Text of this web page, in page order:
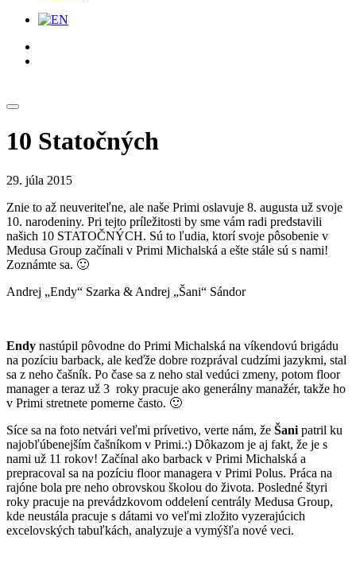
10 Statočných
29. júla 2015
Znie to až neuveriteľne, ale naše Primi oslavuje 8. augusta už svoje
10. narodeniny. Pri tejto príležitosti by sme vám radi predstavili
našich 10 STATOČNÝCH. Sú to ľudia, ktorí svoje pôsobenie v
Medusa Group začínali v Primi Michalská a ešte stále sú s nami!
Zoznámte sa. 🙂
Andrej „Endy“ Szarka & Andrej „Šani“ Sándor
Endy nastúpil pôvodne do Primi Michalská na víkendovú brigádu
na pozíciu barback, ale keďže dobre rozprával cudzími jazykmi, stal
sa z neho čašník. Po čase sa z neho stal vedúci zmeny, potom floor
manager a teraz už 3 roky pracuje ako generálny manažér, takže ho
v Primi stretnete pomerne často. 🙂
Síce sa na foto netvári veľmi prívetivo, verte nám, že Šani patril ku
najobľúbenejším čašníkom v Primi.:) Dôkazom je aj fakt, že je s
nami už 11 rokov! Začínal ako barback v Primi Michalská a
prepracoval sa na pozíciu floor managera v Primi Polus. Práca na
rajóne bola pre neho obrovskou školou do života. Posledné štyri
roky pracuje na prevádzkovom oddelení centrály Medusa Group,
kde neustála pracuje s dátami vo veľmi zložito vyzerajúcich
excelovských tabuľkách, analyzuje a vymýšľa nové veci.